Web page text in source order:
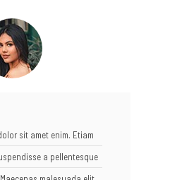
sit amet enim. Etiam
a pellentesque